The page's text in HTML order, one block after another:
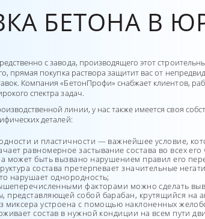
БЕТОНА В
с завода, производящего этот
прямая покупка раствора защитит вас от
Компания «БетонПрофи» снабжает клиентов,
спектра задач.
линии, у нас также имеется своя
деталей:
и пластичности — важнейшее условие,
равномерное застывание состава во всех
может быть вызвано нарушением правил его
состава претерпевает значительные
нарушает однородность;
факторами можно сделать
собой барабан, крутящийся на
миксера устроена с помощью наклоненных
состав в нужной кондиции на всем пути